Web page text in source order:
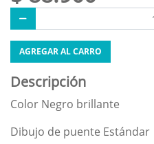
AGREGAR AL CARRO
Descripción
Color Negro brillante
Dibujo de puente Estándar